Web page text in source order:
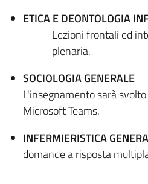
ETICA E DEONTOLOGIA
Lezioni frontali ed
plenaria.
SOCIOLOGIA GENERALE
L'insegnamento sarà
Microsoft Teams.
INFERMIERISTICA
domande a risposta